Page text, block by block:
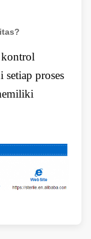
proses